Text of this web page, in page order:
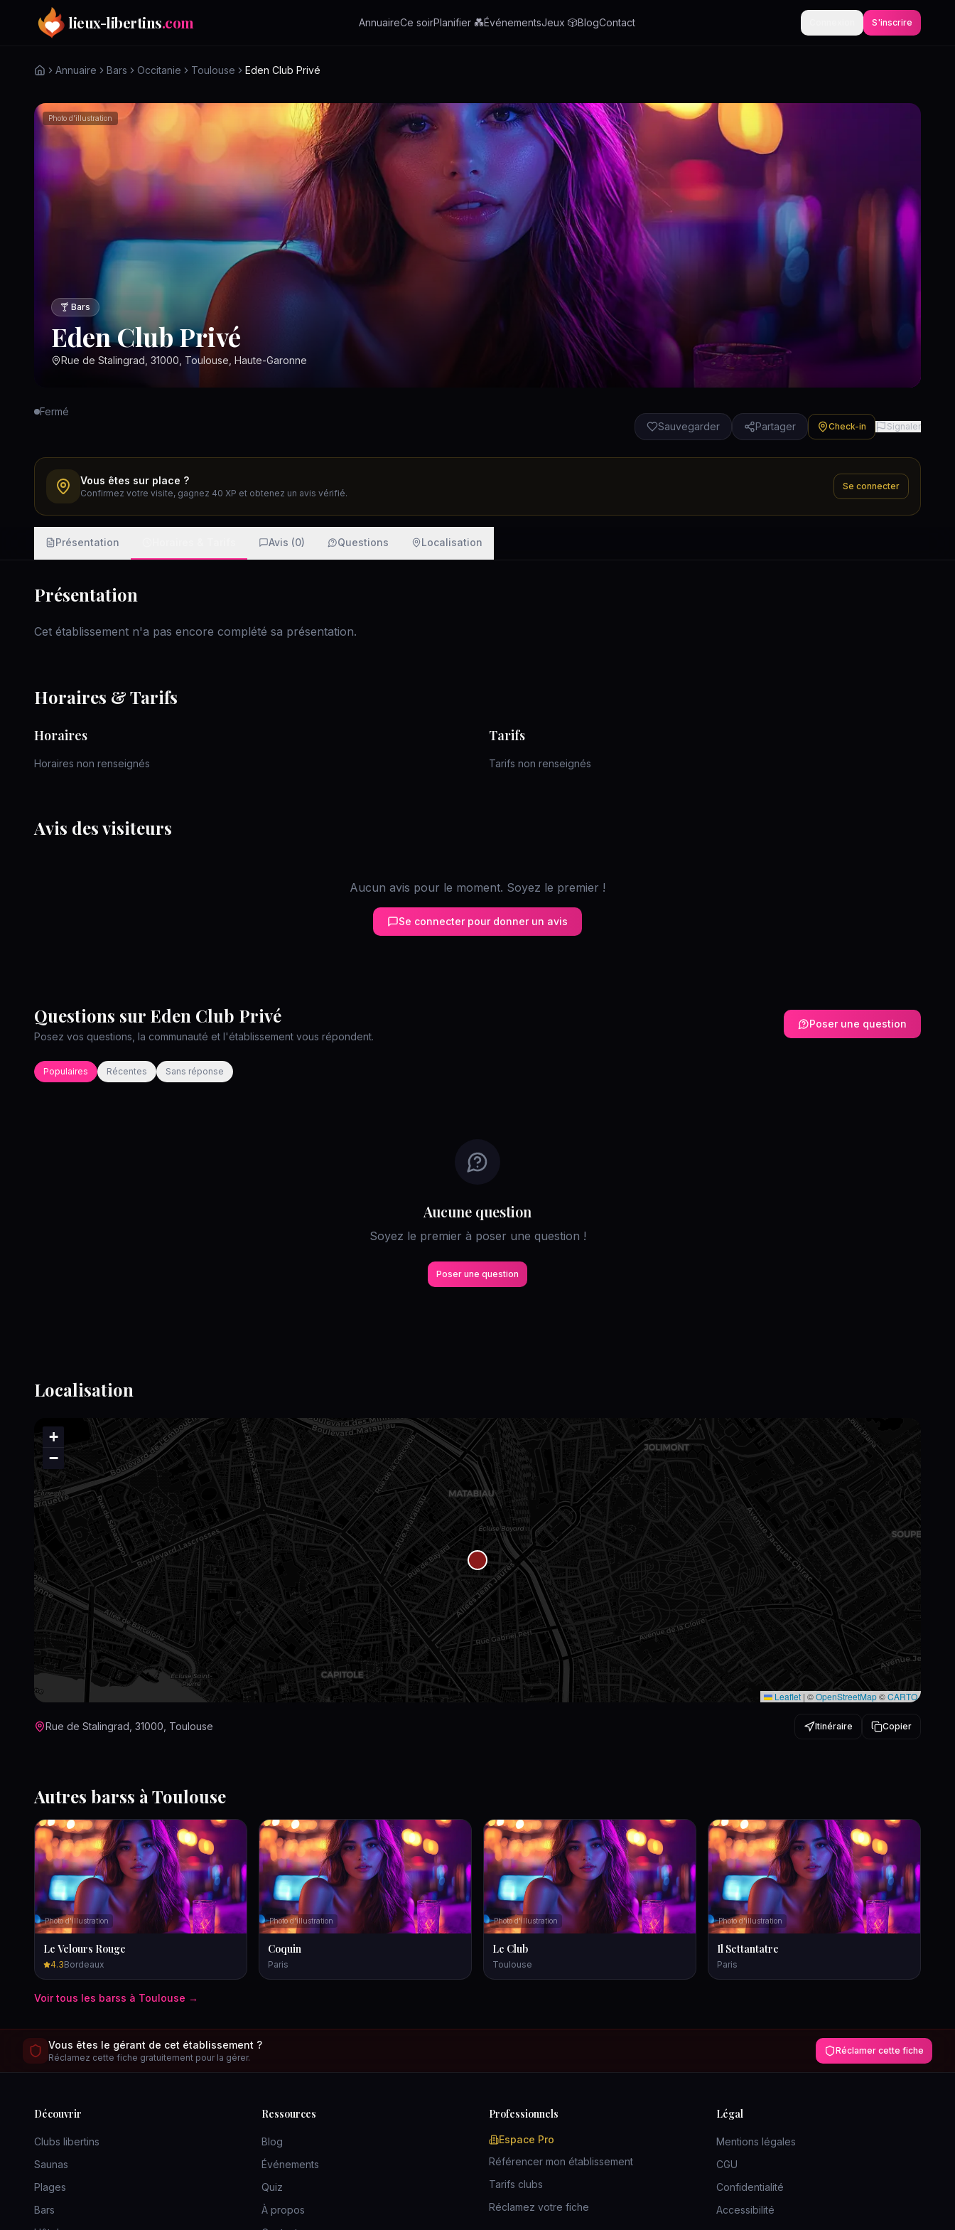
Aller au contenu principal
lieux-libertins.com AnnuaireCe soirPlanifier 💑ÉvénementsJeux 🎲BlogContact S'inscrire
Annuaire Bars Occitanie Toulouse Eden Club Privé
Photo d'illustration
🍸 Bars
Eden Club Privé
Rue de Stalingrad, 31000, Toulouse, Haute-Garonne
Fermé
Sauvegarder
Partager Check-in Signaler
Vous êtes sur place ?
Confirmez votre visite, gagnez 40 XP et obtenez un avis vérifié.
Se connecter
Présentation Avis (0) Questions Localisation
Présentation
Cet établissement n'a pas encore complété sa présentation.
Horaires & Tarifs
Horaires
Horaires non renseignés
Tarifs
Tarifs non renseignés
Avis des visiteurs
Aucun avis pour le moment. Soyez le premier !
Se connecter pour donner un avis
Questions sur Eden Club Privé
Posez vos questions, la communauté et l'établissement vous répondent.
Poser une question
Populaires Récentes Sans réponse
Aucune question
Soyez le premier à poser une question !
Poser une question
Localisation
+
−
Leaflet | ©OpenStreetMap©CARTO
Rue de Stalingrad, 31000, Toulouse Itinéraire Copier
Autres barss à Toulouse
Photo d'illustration
Le Velours Rouge
4.3Bordeaux
Photo d'illustration
Coquin
Paris
Photo d'illustration
Le Club
Toulouse
Photo d'illustration
Il Settantatre
Paris
Voir tous les barss à Toulouse →
Vous êtes le gérant de cet établissement ?
Réclamez cette fiche gratuitement pour la gérer.
Réclamer cette fiche
Découvrir
Clubs libertins
Saunas
Plages
Bars
Ressources
Blog
Événements
Quiz
À propos
Professionnels
Espace Pro
Référencer mon établissement
Tarifs clubs
Réclamez votre fiche
Légal
Mentions légales
CGU
Confidentialité
Accessibilité